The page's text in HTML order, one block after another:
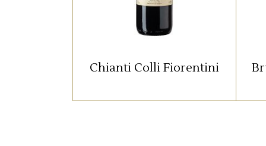
Chianti Colli Fiorentini